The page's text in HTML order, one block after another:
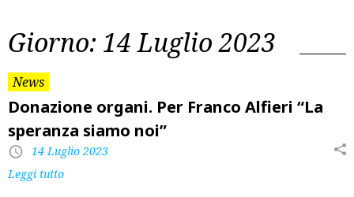
Giorno: 14 Luglio 2023
News
Donazione organi. Per Franco Alfieri “La
speranza siamo noi”
14 Luglio 2023
Leggi tutto